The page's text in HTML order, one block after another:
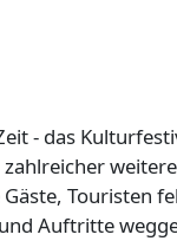
- das
Touristen
Auftritte